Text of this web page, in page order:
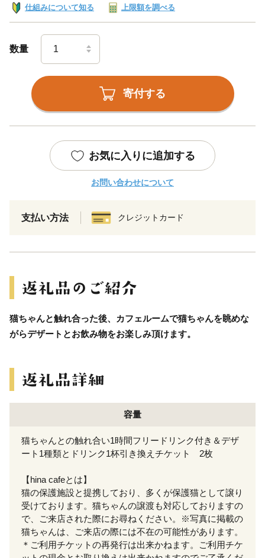
仕組みについて知る 上限額を調べる
数量
寄付する
お気に入りに追加する
お問い合わせについて
支払い方法 クレジットカード
猫ちゃんと触れ合った後、カフェルームで猫ちゃんを眺めな
がらデザートとお飲み物をお楽しみ頂けます。
容量
猫ちゃんとの触れ合い1時間フリードリンク付き＆デザ
ート1種類とドリンク1杯引き換えチケット 2枚
【hina cafeとは】
猫の保護施設と提携しており、多くが保護猫として譲り
受けております。猫ちゃんの譲渡も対応しておりますの
で、ご来店された際にお尋ねください。※写真に掲載の
猫ちゃんは、ご来店の際には不在の可能性があります。
＊ご利用チケットの再発行は出来かねます。ご利用チケ